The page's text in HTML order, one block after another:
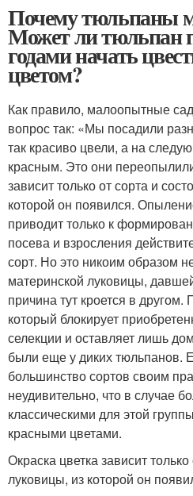
Почему тюльпаны
Может ли тюльпан
годами начать
цветом?
Как правило, малоопытные
вопрос так: «Мы посадили
так красиво цвели, а на
красным. Это они
зависит только от сорта и
которой он появился.
приводит только к
посева и взросления
сорт. Но это никоим образом
материнской луковицы,
причина тут кроется в
который блокирует
селекции и оставляет лишь
были еще у диких тюльпанов.
большинство сортов своим
неудивительно, что в случае
классическими для этой
красными цветами.
Окраска цветка зависит
луковицы, из которой он